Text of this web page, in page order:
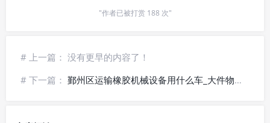
"作者已被打赏 188 次"
# 上一篇： 没有更早的内容了！
# 下一篇： 鄞州区运输橡胶机械设备用什么车_大件物流更可靠